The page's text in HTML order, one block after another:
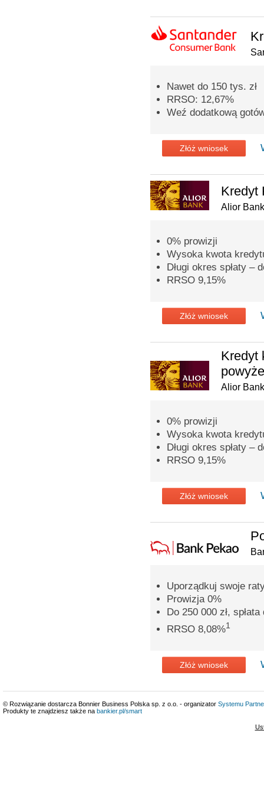
Nawet do 150 tys. zł
RRSO: 12,67%
Weź dodatkową
Złóż wniosek
Kredyt
Alior Bank
0% prowizji
Wysoka kwota
Długi okres spłaty –
RRSO 9,15%
Złóż wniosek
Kredyt
Alior Bank
0% prowizji
Wysoka kwota
Długi okres spłaty –
RRSO 9,15%
Złóż wniosek
Uporządkuj swoje
Prowizja 0%
Do 250 000 zł,
RRSO 8,08%1
Złóż wniosek
© Rozwiązanie dostarcza Bonnier Business Polska sp. z o.o. - organizator Systemu
Produkty te znajdziesz także na bankier.pl/smart